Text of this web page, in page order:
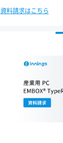
資料請求はこちら